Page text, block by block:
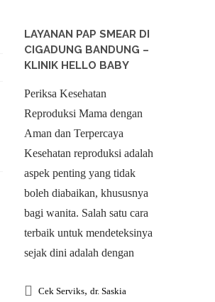
LAYANAN PAP SMEAR DI
CIGADUNG BANDUNG –
KLINIK HELLO BABY
Periksa Kesehatan
Reproduksi Mama dengan
Aman dan Terpercaya
Kesehatan reproduksi adalah
aspek penting yang tidak
boleh diabaikan, khususnya
bagi wanita. Salah satu cara
terbaik untuk mendeteksinya
sejak dini adalah dengan
Cek Serviks, dr. Saskia